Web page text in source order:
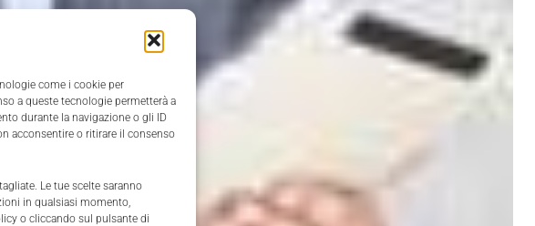
come i cookie per
a queste tecnologie permetterà a
durante la navigazione o gli ID
acconsentire o ritirare il consenso
Le tue scelte saranno
in qualsiasi momento,
o cliccando sul pulsante di